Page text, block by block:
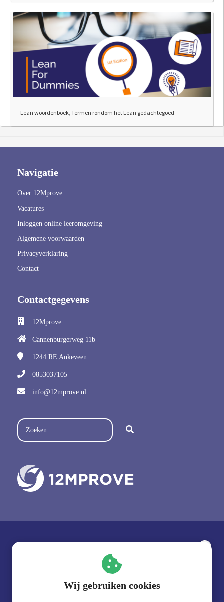
Lean woordenboek, Termen rondom het Lean gedachtegoed
Navigatie
Over 12Mprove
Vacatures
Inloggen online leeromgeving
Algemene voorwaarden
Privacyverklaring
Contact
Contactgegevens
12Mprove
Cannenburgerweg 11b
1244 RE Ankeveen
0853037105
info@12mprove.nl
Slimmer werkenin plaats van harder
Wij gebruiken cookies